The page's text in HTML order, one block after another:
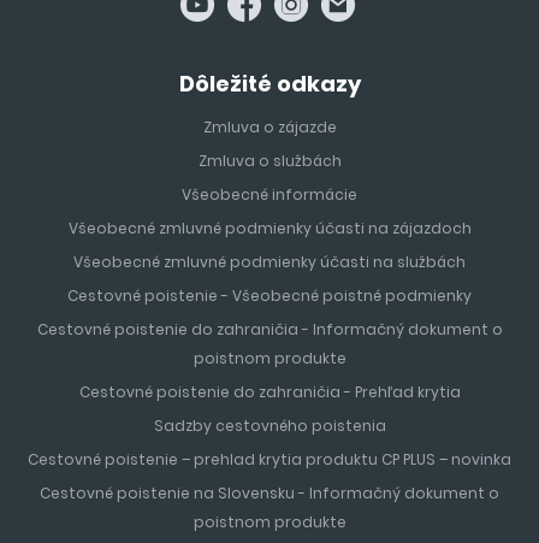
Dôležité odkazy
Zmluva o zájazde
Zmluva o službách
Všeobecné informácie
Všeobecné zmluvné podmienky účasti na zájazdoch
Všeobecné zmluvné podmienky účasti na službách
Cestovné poistenie - Všeobecné poistné podmienky
Cestovné poistenie do zahraničia - Informačný dokument o
poistnom produkte
Cestovné poistenie do zahraničia - Prehľad krytia
Sadzby cestovného poistenia
Cestovné poistenie – prehlad krytia produktu CP PLUS – novinka
Cestovné poistenie na Slovensku - Informačný dokument o
poistnom produkte